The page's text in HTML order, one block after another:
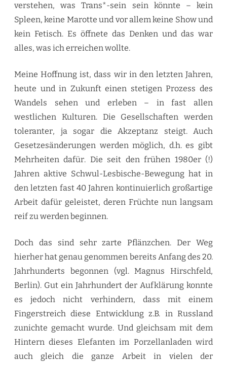
verstehen, was Trans*-sein sein könnte – kein
Spleen, keine Marotte und vor allem keine Show und
kein Fetisch. Es öffnete das Denken und das war
alles, was ich erreichen wollte.
Meine Hoffnung ist, dass wir in den letzten Jahren,
heute und in Zukunft einen stetigen Prozess des
Wandels sehen und erleben – in fast allen
westlichen Kulturen. Die Gesellschaften werden
toleranter, ja sogar die Akzeptanz steigt. Auch
Gesetzesänderungen werden möglich, d.h. es gibt
Mehrheiten dafür. Die seit den frühen 1980er (!)
Jahren aktive Schwul-Lesbische-Bewegung hat in
den letzten fast 40 Jahren kontinuierlich großartige
Arbeit dafür geleistet, deren Früchte nun langsam
reif zu werden beginnen.
Doch das sind sehr zarte Pflänzchen. Der Weg
hierher hat genau genommen bereits Anfang des 20.
Jahrhunderts begonnen (vgl. Magnus Hirschfeld,
Berlin). Gut ein Jahrhundert der Aufklärung konnte
es jedoch nicht verhindern, dass mit einem
Fingerstreich diese Entwicklung z.B. in Russland
zunichte gemacht wurde. Und gleichsam mit dem
Hintern dieses Elefanten im Porzellanladen wird
auch gleich die ganze Arbeit in vielen der